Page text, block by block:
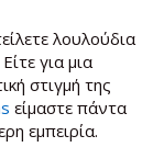
λουλούδια
για μια
στιγμή της
είμαστε πάντα
εμπειρία.